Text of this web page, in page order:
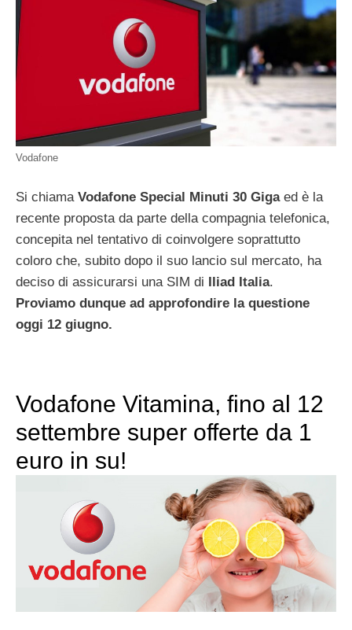
Vodafone
Si chiama Vodafone Special Minuti 30 Gigaed è la
recente proposta da parte della compagnia telefonica,
concepita nel tentativo di coinvolgere soprattutto
coloro che, subito dopo il suo lancio sul mercato, ha
deciso di assicurarsi una SIM di Iliad Italia.
Proviamo dunque ad approfondire la questione
oggi 12 giugno.
Vodafone Vitamina, fino al 12
settembre super offerte da 1
euro in su!